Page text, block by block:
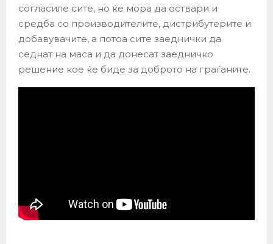
согласиле сите, но ќе мора да оствари и
средба со производителите, дистрибутерите и
добавувачите, а потоа сите заеднички да
седнат на маса и да донесат заедничко
решение кое ќе биде за доброто на граѓаните.